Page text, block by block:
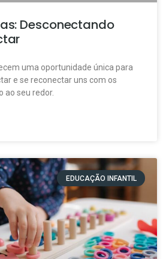
Desconectando
uma oportunidade única para
e se reconectar uns com os
ao seu redor.
EDUCAÇÃO INFANTIL